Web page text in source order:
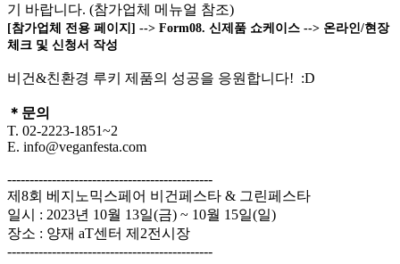
기 바랍니다. (참가업체 메뉴얼 참조)
[참가업체 전용 페이지] --> Form08. 신제품 쇼케이스 --> 온라인/현장
체크 및 신청서 작성
비건&친환경 루키 제품의 성공을 응원합니다! :D
＊문의
T. 02-2223-1851~2
E. info@veganfesta.com
----------------------------------------------
제8회 베지노믹스페어 비건페스타 & 그린페스타
일시 : 2023년 10월 13일(금) ~ 10월 15일(일)
장소 : 양재 aT센터 제2전시장
----------------------------------------------